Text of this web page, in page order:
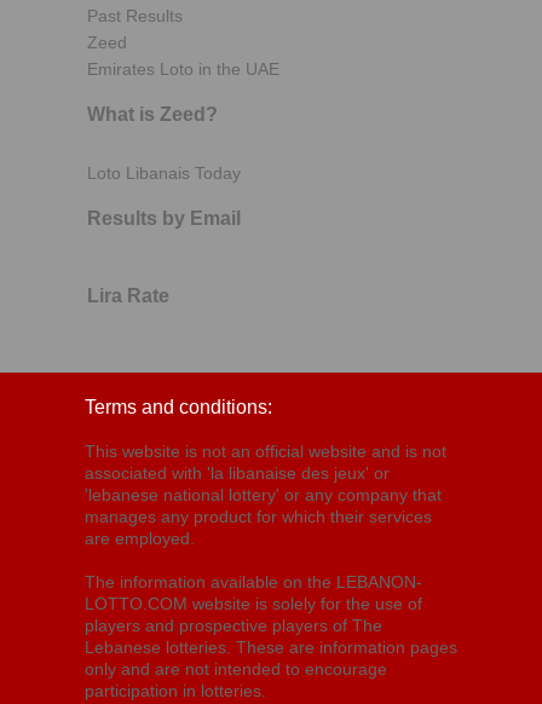
Past Results
Zeed
Emirates Loto in the UAE
What is Zeed?
Loto Libanais Today
Results by Email
Lira Rate
Terms and conditions:
This website is not an official website and is not
associated with 'la libanaise des jeux' or
'lebanese national lottery' or any company that
manages any product for which their services
are employed.
The information available on the LEBANON-
LOTTO.COM website is solely for the use of
players and prospective players of The
Lebanese lotteries. These are information pages
only and are not intended to encourage
participation in lotteries.